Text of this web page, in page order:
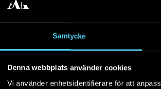
Samtycke
Denna webbplats använder cookies
Vi använder enhetsidentifierare för att